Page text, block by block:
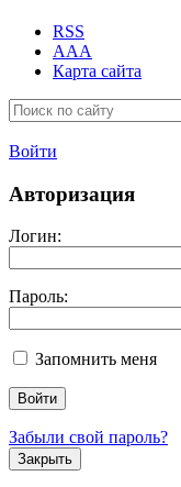
RSS
AAA
Карта сайта
Войти
Авторизация
Логин:
Пароль:
Запомнить меня
Забыли свой пароль?
Закрыть